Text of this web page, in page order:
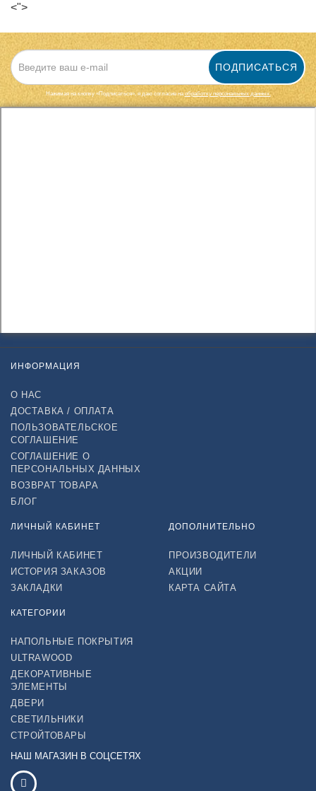
<">
ПОДПИСАТЬСЯ
Нажимая на кнопку «Подписаться», я даю cогласие на обработку персональных данных.
ИНФОРМАЦИЯ
О НАС
ДОСТАВКА / ОПЛАТА
ПОЛЬЗОВАТЕЛЬСКОЕ
СОГЛАШЕНИЕ
СОГЛАШЕНИЕ О
ПЕРСОНАЛЬНЫХ ДАННЫХ
ВОЗВРАТ ТОВАРА
БЛОГ
ЛИЧНЫЙ КАБИНЕТ
ЛИЧНЫЙ КАБИНЕТ
ИСТОРИЯ ЗАКАЗОВ
ЗАКЛАДКИ
ДОПОЛНИТЕЛЬНО
ПРОИЗВОДИТЕЛИ
АКЦИИ
КАРТА САЙТА
КАТЕГОРИИ
НАПОЛЬНЫЕ ПОКРЫТИЯ
ULTRAWOOD
ДЕКОРАТИВНЫЕ
ЭЛЕМЕНТЫ
ДВЕРИ
СВЕТИЛЬНИКИ
СТРОЙТОВАРЫ
НАШ МАГАЗИН В СОЦСЕТЯХ